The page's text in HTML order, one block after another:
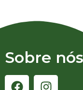
Sobre nós